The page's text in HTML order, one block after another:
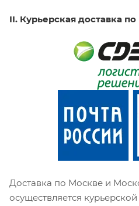
II. Курьерская доставка
Доставка по Москве и
осуществляется